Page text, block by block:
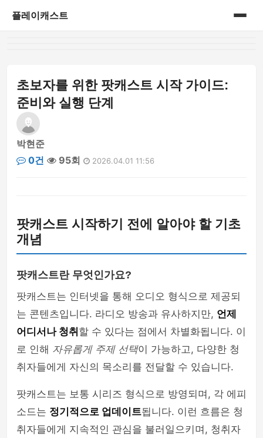
플레이캐스트
초보자를 위한 팟캐스트 시작 가이드:
준비와 실행 단계
박현준
0건
95회 2026.04.01 11:56
팟캐스트 시작하기 전에 알아야 할 기초
개념
팟캐스트란 무엇인가요?
팟캐스트는 인터넷을 통해 오디오 형식으로 제공되
는 콘텐츠입니다. 라디오 방송과 유사하지만, 언제
어디서나 청취 할 수 있다는 점에서 차별화됩니다. 이
로 인해 자유롭게 주제 선택이 가능하고, 다양한 청
취자들에게 자신의 목소리를 전달할 수 있습니다.
팟캐스트는 보통 시리즈 형식으로 방영되며, 각 에피
소드는 정기적으로 업데이트됩니다. 이런 흐름은 청
취자들에게 지속적인 관심을 불러일으키며, 청취자